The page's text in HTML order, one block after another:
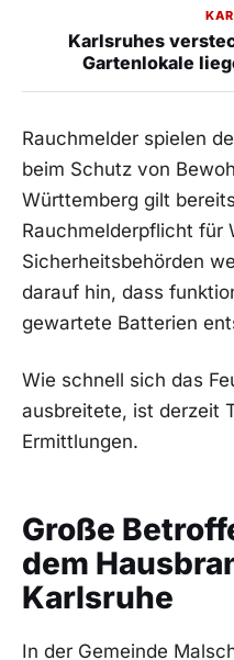
Karlsruhes
Gartenlokale
Rauchmelder spielen
beim Schutz von
Württemberg gilt
Rauchmelderpflicht für
Sicherheitsbehörden
darauf hin, dass
gewartete Batterien
Wie schnell sich das
ausbreitete, ist derzeit
Ermittlungen.
Große
dem
Karlsruhe
In der Gemeinde